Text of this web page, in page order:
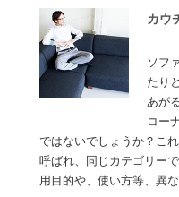
カウ
ソフ
たり
あが
コー
ではないでしょうか？こ
呼ばれ、同じカテゴリー
用目的や、使い方等、異